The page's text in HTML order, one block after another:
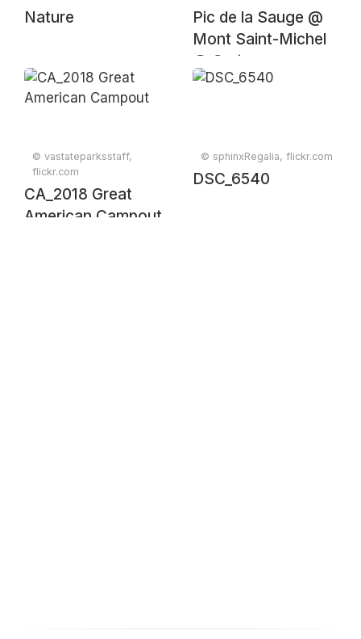
Nature
Pic de la Sauge @
Mont Saint-Michel
@ Curienne
© vastateparksstaff,
flickr.com
CA_2018 Great
American Campout
© sphinxRegalia, flickr.com
DSC_6540